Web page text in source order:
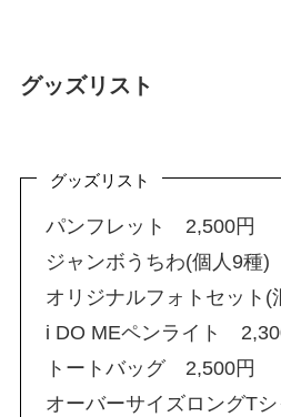
グッズリスト
グッズリスト
パンフレット 2,500円
ジャンボうちわ(個人9種
オリジナルフォトセット
i DO MEペンライト
トートバッグ 2,500円
オーバーサイズロングT